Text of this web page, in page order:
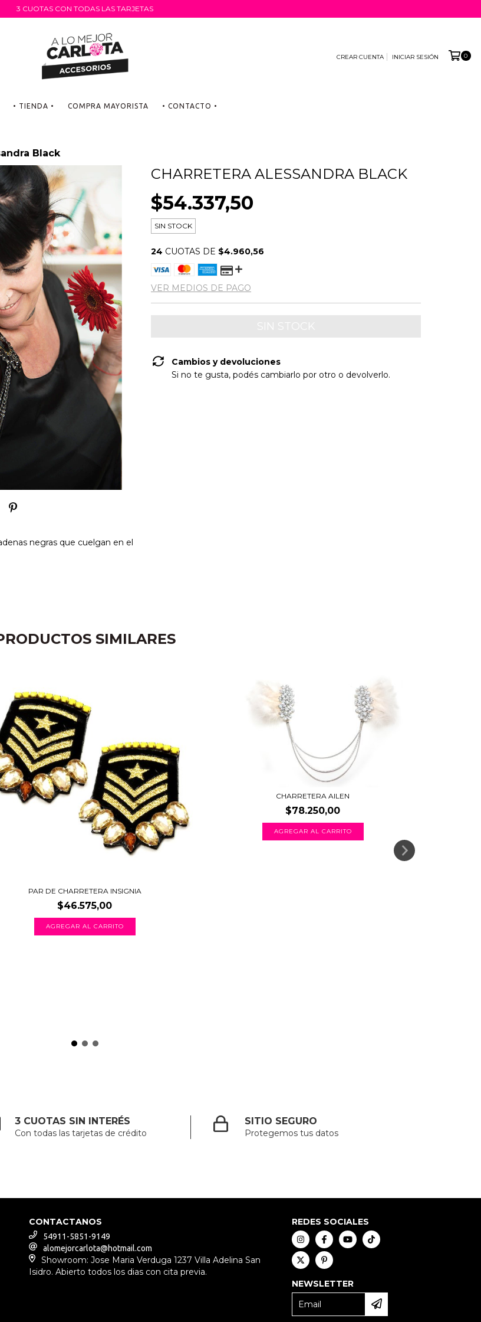
3 CUOTAS CON TODAS LAS TARJETAS
CREAR CUENTA INICIAR SESIÓN 0
• TIENDA • COMPRA MAYORISTA • CONTACTO •
Black
negras que cuelgan en el
CHARRETERA ALESSANDRA BLACK
$54.337,50
SIN STOCK
24 CUOTAS DE $4.960,56
VER MEDIOS DE PAGO
Cambios y devoluciones
Si no te gusta, podés cambiarlo por otro o devolverlo.
SIMILARES
PAR DE CHARRETERA INSIGNIA
$46.575,00
CHARRETERA AILEN
$78.250,00
AGREGAR AL CARRITO
3 CUOTAS SIN INTERÉS
Con todas las tarjetas de crédito
SITIO SEGURO
Protegemos tus datos
CONTACTANOS
54911-5851-9149
alomejorcarlota@hotmail.com
Showroom: Jose Maria Verduga 1237 Villa Adelina San
Isidro. Abierto todos los dias con cita previa.
REDES SOCIALES
NEWSLETTER